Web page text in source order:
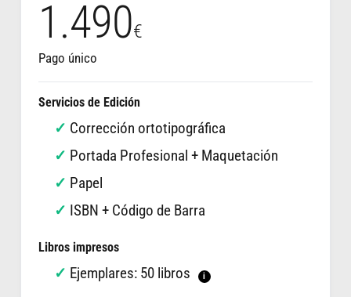
1.490€
Pago único
Servicios de Edición
Corrección ortotipográfica
Portada Profesional + Maquetación
Papel
ISBN + Código de Barra
Libros impresos
Ejemplares: 50 libros i